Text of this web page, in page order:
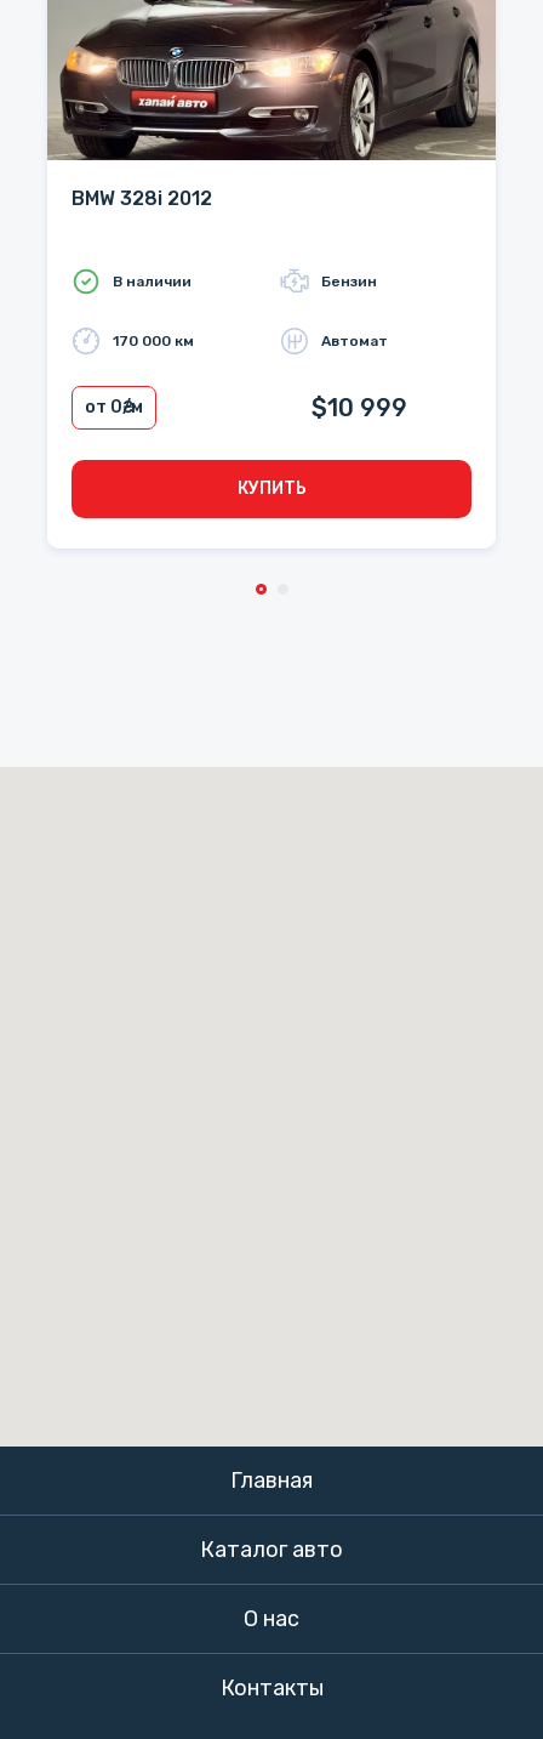
BMW 328i 2012
В наличии Бензин
170 000 км Автомат
от 0₴/м $10 999
КУПИТЬ
Главная
Каталог авто
О нас
Контакты